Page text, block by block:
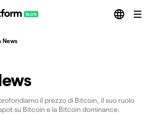
News
il prezzo di Bitcoin, il suo ruolo
su Bitcoin e la Bitcoin dominance.